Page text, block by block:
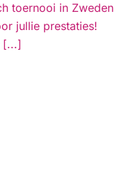
toernooi in Zweden
jullie prestaties!
[...]